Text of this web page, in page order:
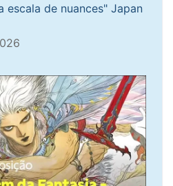
escala de nuances" Japan